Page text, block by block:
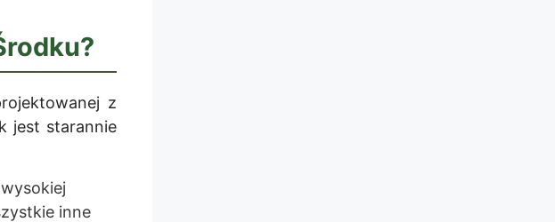
z
jest starannie
inne